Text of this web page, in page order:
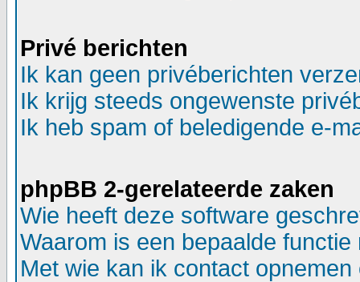
Privé berichten
Ik kan geen privéberichten
Ik krijg steeds ongewenste
Ik heb spam of beledigende e-
phpBB 2-gerelateerde zaken
Wie heeft deze software
Waarom is een bepaalde
Met wie kan ik contact